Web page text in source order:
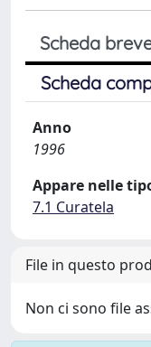
Scheda
Scheda
Anno
1996
Appare nelle
7.1 Curatela
File in questo
Non ci sono file